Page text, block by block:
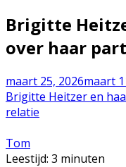
Brigitte
over haar
maart 25, 2026maart
Brigitte Heitzer en
relatie
Tom
Leestijd: 3 minuten